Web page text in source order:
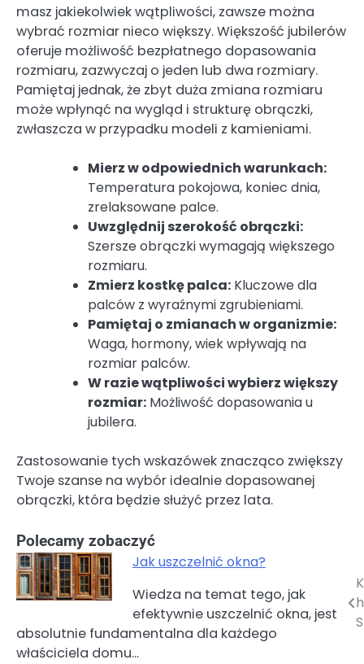
masz jakiekolwiek wątpliwości, zawsze można
wybrać rozmiar nieco większy. Większość jubilerów
oferuje możliwość bezpłatnego dopasowania
rozmiaru, zazwyczaj o jeden lub dwa rozmiary.
Pamiętaj jednak, że zbyt duża zmiana rozmiaru
może wpłynąć na wygląd i strukturę obrączki,
zwłaszcza w przypadku modeli z kamieniami.
Mierz w odpowiednich warunkach:
Temperatura pokojowa, koniec dnia,
zrelaksowane palce.
Uwzględnij szerokość obrączki:
Szersze obrączki wymagają większego
rozmiaru.
Zmierz kostkę palca: Kluczowe dla
palców z wyraźnymi zgrubieniami.
Pamiętaj o zmianach w organizmie:
Waga, hormony, wiek wpływają na
rozmiar palców.
W razie wątpliwości wybierz większy
rozmiar: Możliwość dopasowania u
jubilera.
Zastosowanie tych wskazówek znacząco zwiększy
Twoje szanse na wybór idealnie dopasowanej
obrączki, która będzie służyć przez lata.
Polecamy zobaczyć
Jak uszczelnić okna?
Wiedza na temat tego, jak
efektywnie uszczelnić okna, jest
absolutnie fundamentalna dla każdego
właściciela domu…
Nawigacja